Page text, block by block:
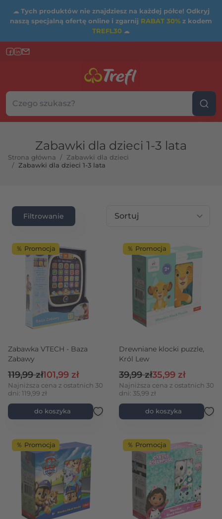
☁ Tych produktów nie znajdziesz na każdej półce! Odkryj
naszą specjalną ofertę online i zgarnij RABAT 30% z kodem
TREFL30 ☁
Szukaj w sklepie...
Wybierz kategorię
Zabawki dla dzieci 1-3 lata
Strona główna / Zabawki dla dzieci
/ Zabawki dla dzieci 1-3 lata
maksymalna
Filtrowanie
Sortuj wg
％ Promocja
Zabawka VTECH - Baza
Zabawy
Cena promocyjna
101,99 zł
Cena regularna
119,99 zł
Najniższa cena z ostatnich 30
dni: 119,99 zł
do koszyka
％ Promocja
Drewniane klocki puzzle,
Król Lew
Cena promocyjna
35,99 zł
Cena regularna
39,99 zł
Najniższa cena z ostatnich 30
dni: 35,99 zł
do koszyka
％ Promocja ％ Promocja